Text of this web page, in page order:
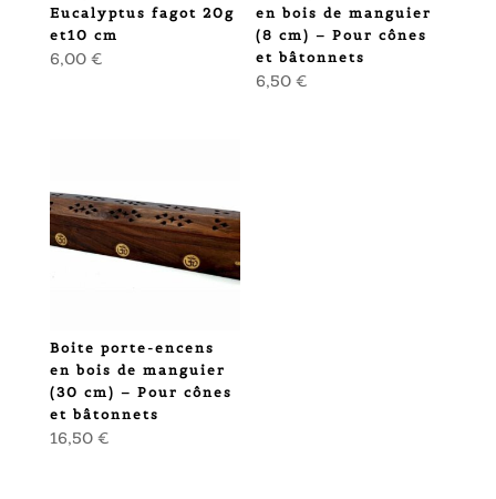
Eucalyptus fagot 20g
et10 cm
6,00 €
en bois de manguier
(8 cm) – Pour cônes
et bâtonnets
6,50€
Boite porte-encens
en bois de manguier
(30 cm) – Pour cônes
et bâtonnets
16,50 €